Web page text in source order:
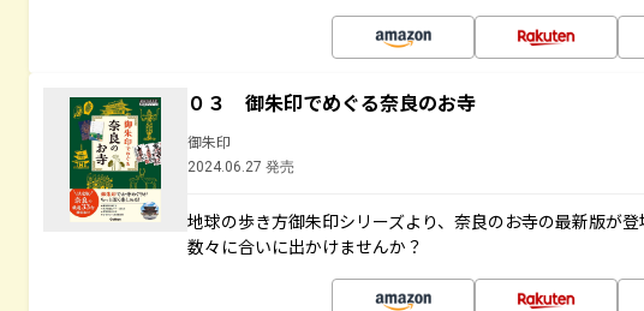
０３ 御朱印でめぐる奈良のお寺
御朱印
2024.06.27 発売
地球の歩き方御朱印シリーズより、奈良のお寺の最新版が
数々に合いに出かけませんか？